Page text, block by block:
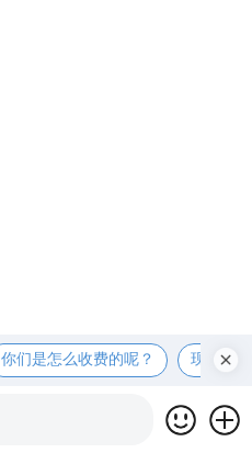
你们是怎么收费的呢？ 现在有